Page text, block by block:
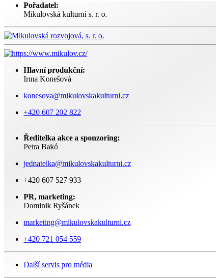
Pořadatel:
Mikulovská kulturní s. r. o.
Hlavní produkční:
Irma Konešová
konesova@mikulovskakulturni.cz
+420 607 202 822
Ředitelka akce a sponzoring:
Petra Bakó
jednatelka@mikulovskakulturni.cz
+420 607 527 933
PR, marketing:
Dominik Ryšánek
marketing@mikulovskakulturni.cz
+420 721 054 559
Další servis pro média